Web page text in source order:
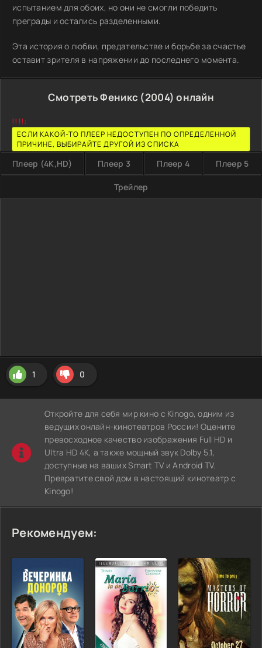
испытанием для обоих, но они не смогли победить
преграды и остались разделенными.
Эта история о любви, предательстве и борьбе за счастье
оставит зрителя в напряжении до последнего момента.
Смотреть Феникс (2004) онлайн
!!!!:
ЕСЛИ КАКОЙ-ТО ПЛЕЕР НЕДОСТУПЕН ПО ОПРЕДЕЛЕННОЙ
ПРИЧИНЕ, ВЫБИРАЙТЕ ДРУГОЙ ИЗ СПИСКА
Плеер (4K,HD) Плеер 3 Плеер 4 Плеер 5
Трейлер
1 0
Откройте для себя мир кино с Kinogo, одним из
ведущих онлайн-кинотеатров России! Оцените
превосходное качество изображения Full HD и
Ultra HD 4K, а также мощный звук Dolby 5.1,
доступные на ваших Smart TV и Android TV.
Превратите свой дом в настоящий кинотеатр с
Kinogo!
Рекомендуем: